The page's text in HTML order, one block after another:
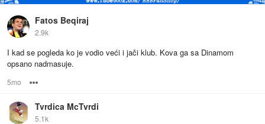
Fatos Beqiraj
2.9k
I kad se pogleda ko je vodio veći i jači klub. Kova ga sa Dinamom
opsano nadmasuje.
5mo
Tvrdica McTvrdi
5.1k